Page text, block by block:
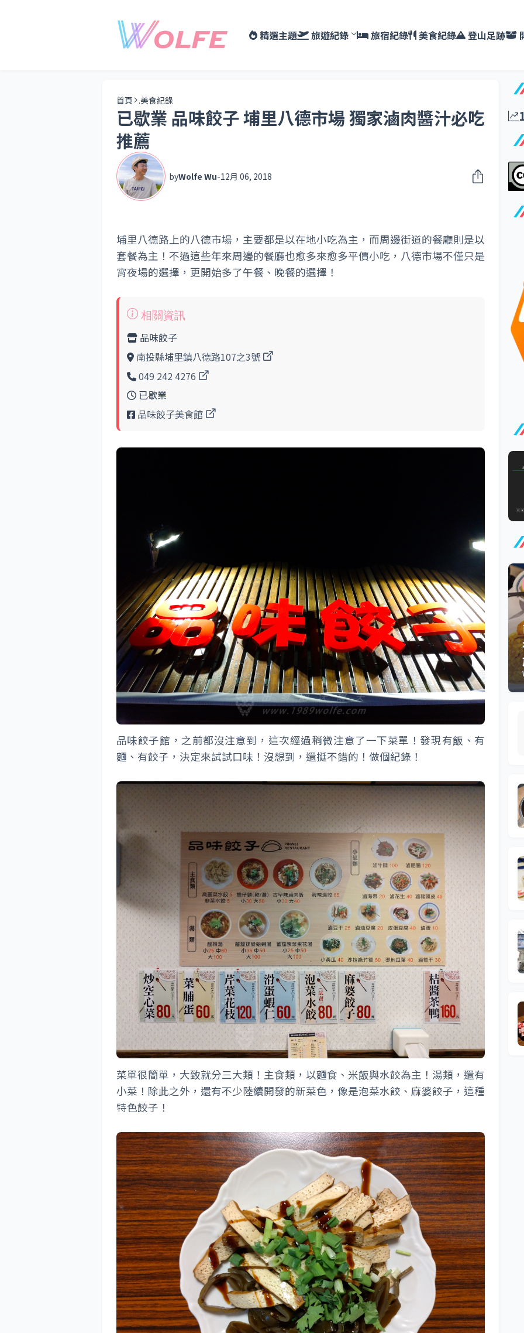
精選主題 旅遊紀錄 旅宿紀錄 美食紀錄 登山足跡
首頁 .美食紀錄
已歇業 品味餃子 埔里八德市場 獨家滷肉醬汁必吃
推薦
byWolfe Wu-12月 06, 2018
埔里八德路上的八德市場，主要都是以在地小吃為主，而周邊街道的餐廳則是以
套餐為主！不過這些年來周邊的餐廳也愈多來愈多平價小吃，八德市場不僅只是
宵夜場的選擇，更開始多了午餐、晚餐的選擇！
品味餃子
南投縣埔里鎮八德路107之3號
049 242 4276
已歇業
品味餃子美食館
品味餃子館，之前都沒注意到，這次經過稍微注意了一下菜單！發現有飯、有
麵、有餃子，決定來試試口味！沒想到，還挺不錯的！做個紀錄！
菜單很簡單，大致就分三大類！主食類，以麵食、米飯與水餃為主！湯類，還有
小菜！除此之外，還有不少陸續開發的新菜色，像是泡菜水餃、麻婆餃子，這種
特色餃子！